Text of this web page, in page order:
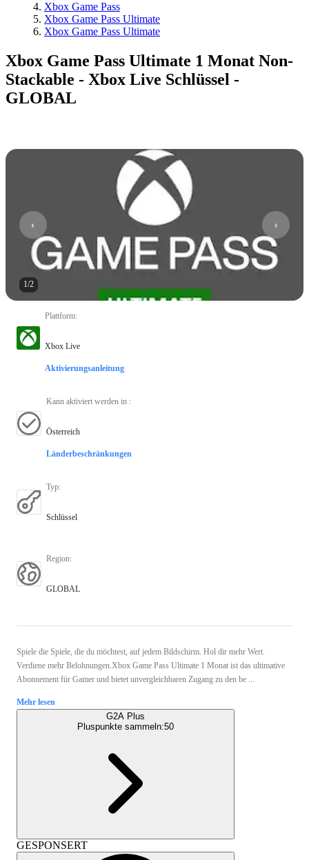
Xbox Game Pass
Xbox Game Pass Ultimate
Xbox Game Pass Ultimate
Xbox Game Pass Ultimate 1 Monat Non-
Stackable - Xbox Live Schlüssel -
GLOBAL
1/2
Plattform:
Xbox Live
Aktivierungsanleitung
Kann aktiviert werden in :
Österreich
Länderbeschränkungen
Typ:
Schlüssel
Region:
GLOBAL
Spiele die Spiele, die du möchtest, auf jedem Bildschirm. Hol dir mehr Wert.
Verdiene mehr Belohnungen.Xbox Game Pass Ultimate 1 Monat ist das ultimative
Abonnement für Gamer und bietet unvergleichbaren Zugang zu den be ...
Mehr lesen
G2A Plus
Pluspunkte sammeln:50
GESPONSERT